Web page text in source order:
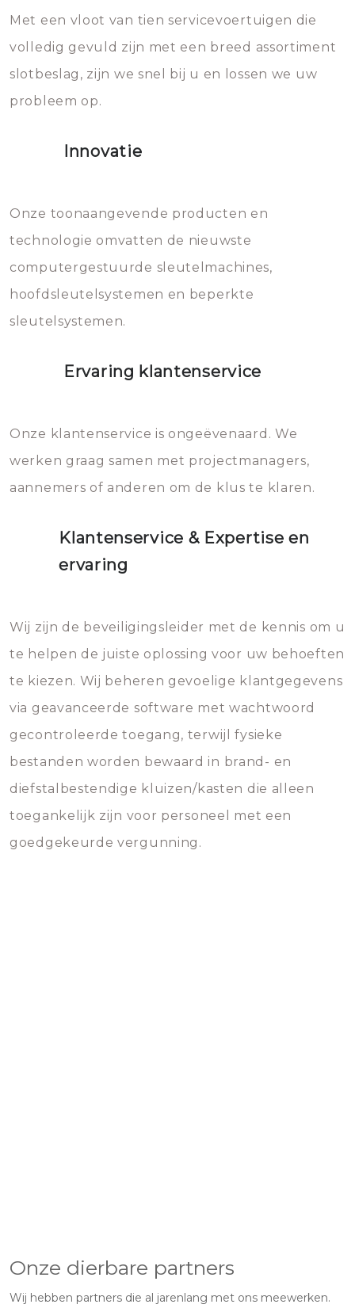
eroverheen hebt gegooid weer
bevriezen.
die relatief gemakkelijk te
beschadigen zijn. In veel
gevallen zult u schade aan de
sloten veroorzaken, waardoor
geheel vervangen moet worden.
mee, die u gemakkelijk kunt
vermijden.
Met een vloot van tien servicevoertuigen die
volledig gevuld zijn met een breed assortiment
slotbeslag, zijn we snel bij u en lossen we uw
probleem op.
Innovatie
Onze toonaangevende producten en
technologie omvatten de nieuwste
computergestuurde sleutelmachines,
hoofdsleutelsystemen en beperkte
sleutelsystemen.
Ervaring klantenservice
Onze klantenservice is ongeëvenaard. We
werken graag samen met projectmanagers,
aannemers of anderen om de klus te klaren.
Klantenservice & Expertise en
ervaring
Wij zijn de beveiligingsleider met de kennis om u
te helpen de juiste oplossing voor uw behoeften
te kiezen. Wij beheren gevoelige klantgegevens
via geavanceerde software met wachtwoord
gecontroleerde toegang, terwijl fysieke
bestanden worden bewaard in brand- en
diefstalbestendige kluizen/kasten die alleen
toegankelijk zijn voor personeel met een
goedgekeurde vergunning.
Onze dierbare partners
Wij hebben partners die al jarenlang met ons meewerken.